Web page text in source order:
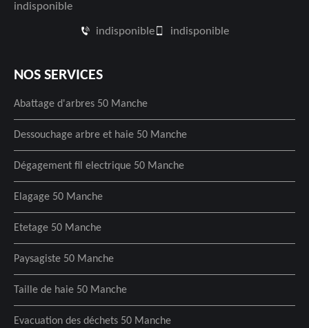
indisponible
indisponible indisponible
NOS SERVICES
Abattage d'arbres 50 Manche
Dessouchage arbre et haie 50 Manche
Dégagement fil electrique 50 Manche
Elagage 50 Manche
Etetage 50 Manche
Paysagiste 50 Manche
Taille de haie 50 Manche
Evacuation des déchets 50 Manche